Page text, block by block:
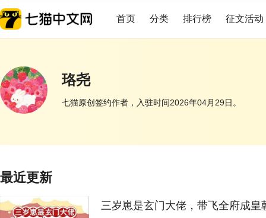
首页 分类 排行榜 征文活动
珞尧
七猫原创签约作者，入驻时间2026年04月29日。
最近更新
三岁崽是玄门大佬，带飞全府成皇